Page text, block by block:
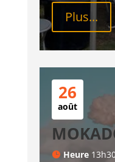
Plus...
26
août
Heure